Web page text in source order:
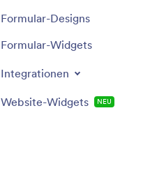
Formular-Designs
Formular-Widgets
Integrationen
Website-Widgets NEU